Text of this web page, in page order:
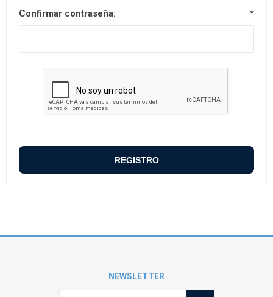
Confirmar contraseña: *
NEWSLETTER